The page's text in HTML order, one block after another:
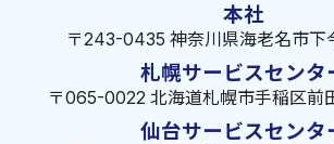
本社
〒243-0435 神奈川県海老名市下
札幌サービスセンタ
〒065-0022 北海道札幌市手稲区前
仙台サービスセンタ